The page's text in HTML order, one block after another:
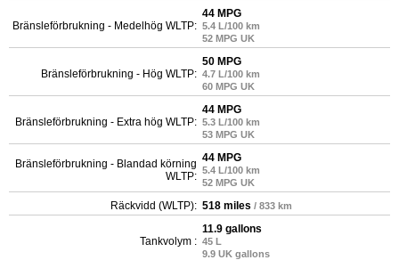
Bränsleförbrukning - Medelhög WLTP:
44 MPG
5.4 L/100 km
52 MPG UK
Bränsleförbrukning - Hög WLTP:
50 MPG
4.7 L/100 km
60 MPG UK
Bränsleförbrukning - Extra hög WLTP:
44 MPG
5.3 L/100 km
53 MPG UK
Bränsleförbrukning - Blandad körning
WLTP:
44 MPG
5.4 L/100 km
52 MPG UK
Räckvidd (WLTP): 518 miles / 833 km
Tankvolym :
11.9 gallons
45 L
9.9 UK gallons